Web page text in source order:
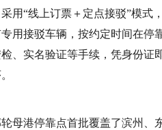
用“线上订票＋定点接驳”模式
用接驳车辆，按约定时间在停
、实名验证等手续，凭身份证
母港停靠点首批覆盖了滨州